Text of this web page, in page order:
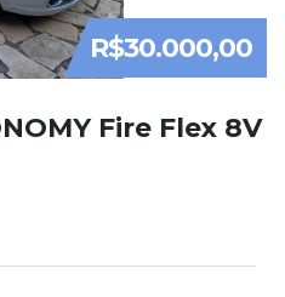
R$30.000,00
Fire Flex 8V